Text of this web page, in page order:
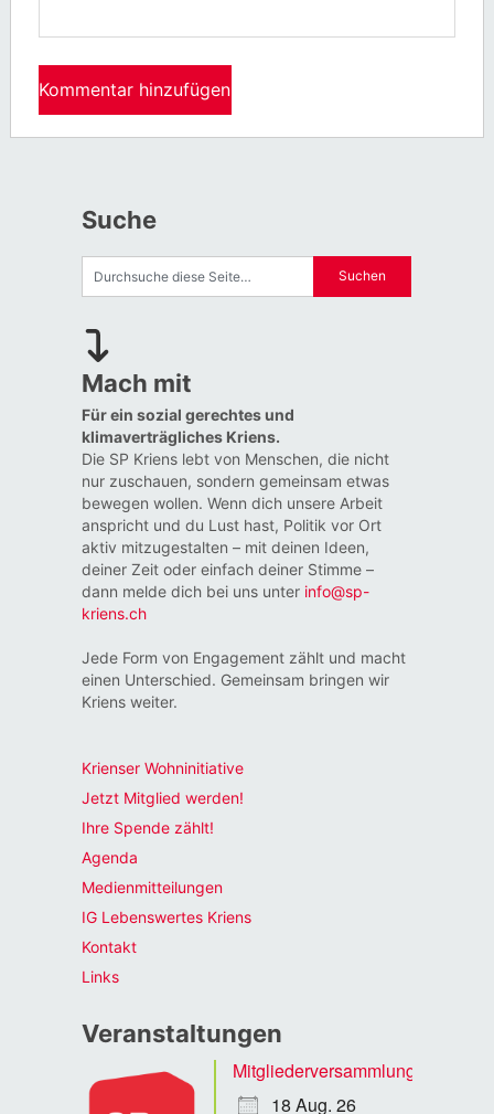
Suche
Mach mit
Für ein sozial gerechtes und
klimaverträgliches Kriens.
Die SP Kriens lebt von Menschen, die nicht
nur zuschauen, sondern gemeinsam etwas
bewegen wollen. Wenn dich unsere Arbeit
anspricht und du Lust hast, Politik vor Ort
aktiv mitzugestalten – mit deinen Ideen,
deiner Zeit oder einfach deiner Stimme –
dann melde dich bei uns unter info@sp-
kriens.ch
Jede Form von Engagement zählt und macht
einen Unterschied. Gemeinsam bringen wir
Kriens weiter.
Krienser Wohninitiative
Jetzt Mitglied werden!
Ihre Spende zählt!
Agenda
Medienmitteilungen
IG Lebenswertes Kriens
Kontakt
Links
Veranstaltungen
Mitgliederversammlung
18 Aug. 26